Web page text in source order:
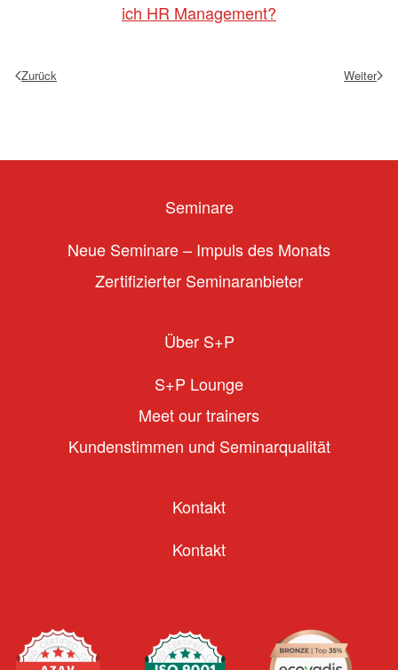
ich HR Management?
Zurück Weiter
Seminare
Neue Seminare – Impuls des Monats
Zertifizierter Seminaranbieter
Über S+P
S+P Lounge
Meet our trainers
Kundenstimmen und Seminarqualität
Kontakt
Kontakt